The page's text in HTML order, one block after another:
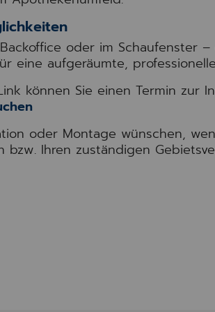
oder im Schaufenster
eine aufgeräumte,
können Sie einen Termin zur
oder Montage wünschen,
bzw. Ihren zuständigen